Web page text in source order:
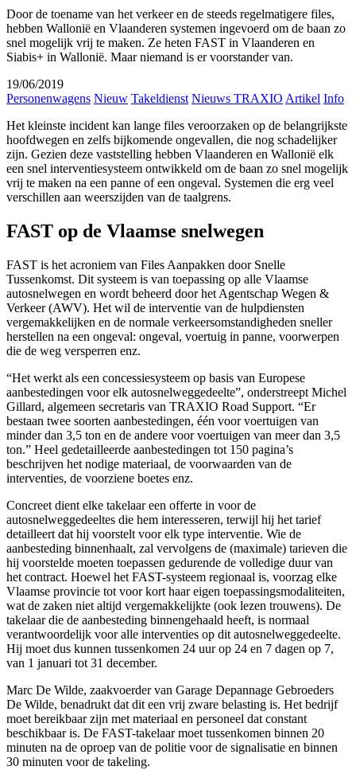
Door de toename van het verkeer en de steeds regelmatigere files,
hebben Wallonië en Vlaanderen systemen ingevoerd om de baan zo
snel mogelijk vrij te maken. Ze heten FAST in Vlaanderen en
Siabis+ in Wallonië. Maar niemand is er voorstander van.
19/06/2019
Personenwagens Nieuw Takeldienst Nieuws TRAXIO Artikel Info
Het kleinste incident kan lange files veroorzaken op de belangrijkste
hoofdwegen en zelfs bijkomende ongevallen, die nog schadelijker
zijn. Gezien deze vaststelling hebben Vlaanderen en Wallonië elk
een snel interventiesysteem ontwikkeld om de baan zo snel mogelijk
vrij te maken na een panne of een ongeval. Systemen die erg veel
verschillen aan weerszijden van de taalgrens.
FAST op de Vlaamse snelwegen
FAST is het acroniem van Files Aanpakken door Snelle
Tussenkomst. Dit systeem is van toepassing op alle Vlaamse
autosnelwegen en wordt beheerd door het Agentschap Wegen &
Verkeer (AWV). Het wil de interventie van de hulpdiensten
vergemakkelijken en de normale verkeersomstandigheden sneller
herstellen na een ongeval: ongeval, voertuig in panne, voorwerpen
die de weg versperren enz.
“Het werkt als een concessiesysteem op basis van Europese
aanbestedingen voor elk autosnelweggedeelte”, onderstreept Michel
Gillard, algemeen secretaris van TRAXIO Road Support. “Er
bestaan twee soorten aanbestedingen, één voor voertuigen van
minder dan 3,5 ton en de andere voor voertuigen van meer dan 3,5
ton.” Heel gedetailleerde aanbestedingen tot 150 pagina’s
beschrijven het nodige materiaal, de voorwaarden van de
interventies, de voorziene boetes enz.
Concreet dient elke takelaar een offerte in voor de
autosnelweggedeeltes die hem interesseren, terwijl hij het tarief
detailleert dat hij voorstelt voor elk type interventie. Wie de
aanbesteding binnenhaalt, zal vervolgens de (maximale) tarieven die
hij voorstelde moeten toepassen gedurende de volledige duur van
het contract. Hoewel het FAST-systeem regionaal is, voorzag elke
Vlaamse provincie tot voor kort haar eigen toepassingsmodaliteiten,
wat de zaken niet altijd vergemakkelijkte (ook lezen trouwens). De
takelaar die de aanbesteding binnengehaald heeft, is normaal
verantwoordelijk voor alle interventies op dit autosnelweggedeelte.
Hij moet dus kunnen tussenkomen 24 uur op 24 en 7 dagen op 7,
van 1 januari tot 31 december.
Marc De Wilde, zaakvoerder van Garage Depannage Gebroeders
De Wilde, benadrukt dat dit een vrij zware belasting is. Het bedrijf
moet bereikbaar zijn met materiaal en personeel dat constant
beschikbaar is. De FAST-takelaar moet tussenkomen binnen 20
minuten na de oproep van de politie voor de signalisatie en binnen
30 minuten voor de takeling.